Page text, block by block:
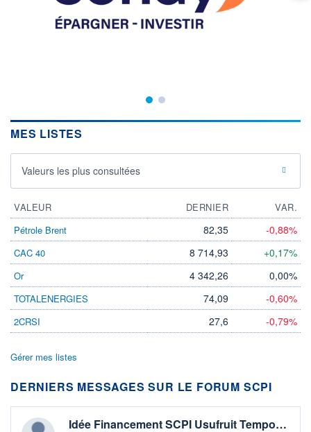
MES LISTES
Valeurs les plus consultées
VALEUR DERNIER
VAR.
Pétrole Brent
82,35 -0,88%
CAC 40 8 714,93 +0,17%
Or 4 342,26 0,00%
TOTALENERGIES 74,09 -0,60%
2CRSI 27,6 -0,79%
Gérer mes listes
DERNIERS MESSAGES SUR LE FORUM SCPI
Idée Financement SCPI Usufruit Tempo…